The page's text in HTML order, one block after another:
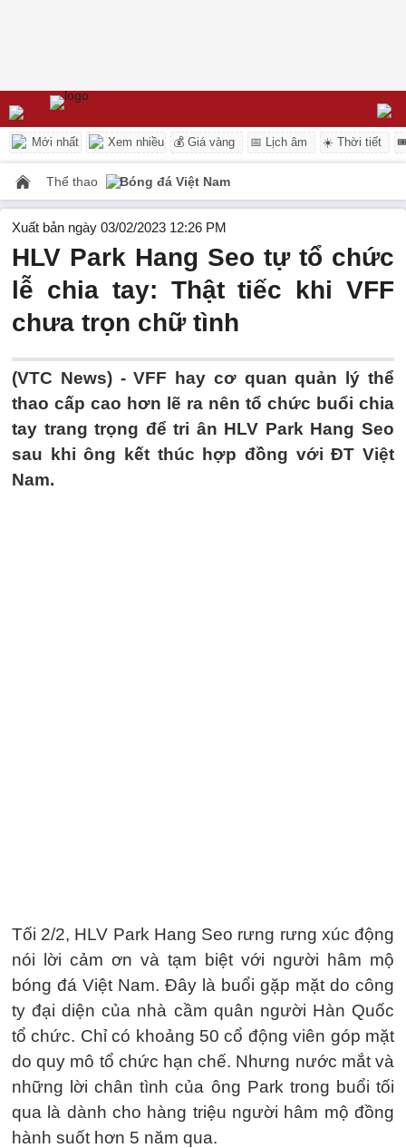
Mới nhất Xem nhiều 💰 Giá vàng 📅 Lịch âm ☀️ Thời tiết
Thể thao Bóng đá Việt Nam
Xuất bản ngày 03/02/2023 12:26 PM
HLV Park Hang Seo tự tổ chức
lễ chia tay: Thật tiếc khi VFF
chưa trọn chữ tình
(VTC News) -VFF hay cơ quan quản lý thể
thao cấp cao hơn lẽ ra nên tổ chức buổi chia
tay trang trọng để tri ân HLV Park Hang Seo
sau khi ông kết thúc hợp đồng với ĐT Việt
Nam.
Tối 2/2, HLV Park Hang Seo rưng rưng xúc động
nói lời cảm ơn và tạm biệt với người hâm mộ
bóng đá Việt Nam. Đây là buổi gặp mặt do công
ty đại diện của nhà cầm quân người Hàn Quốc
tổ chức. Chỉ có khoảng 50 cổ động viên góp mặt
do quy mô tổ chức hạn chế. Nhưng nước mắt và
những lời chân tình của ông Park trong buổi tối
qua là dành cho hàng triệu người hâm mộ đồng
hành suốt hơn 5 năm qua.